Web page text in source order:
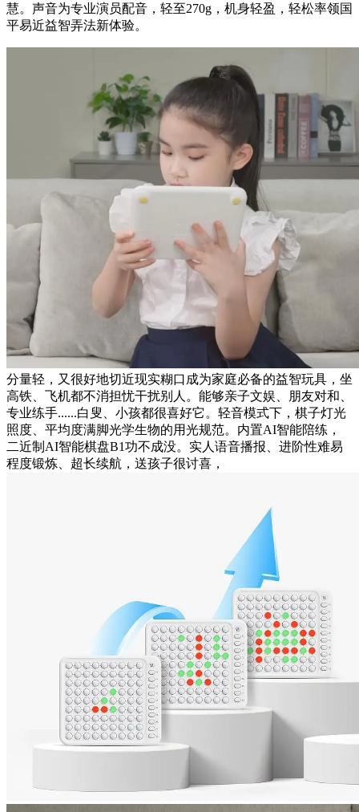
慧。声音为专业演员配音，轻至270g，机身轻盈，轻松率领国
平易近益智弄法新体验。
分量轻，又很好地切近现实糊口成为家庭必备的益智玩具，坐
高铁、飞机都不消担忧干扰别人。能够亲子文娱、朋友对和、
专业练手......白叟、小孩都很喜好它。轻音模式下，棋子灯光
照度、平均度满脚光学生物的用光规范。内置AI智能陪练，
二近制AI智能棋盘B1功不成没。实人语音播报、进阶性难易
程度锻炼、超长续航，送孩子很讨喜，